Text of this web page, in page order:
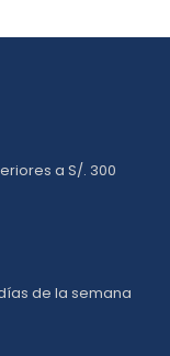
a S/. 300
de la semana